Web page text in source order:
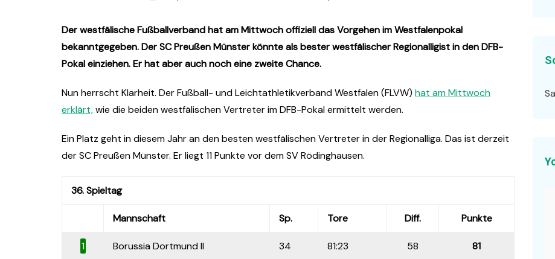
DFB-Strafen
Zuschauerkapazität
Bau der Trainingsplätze
Der westfälische Fußballverband hat am Mittwoch offiziell das Vorgehen im Westfalenpokal
bekanntgegeben. Der SC Preußen Münster könnte als bester westfälischer Regionalligist in den DFB-
Pokal einziehen. Er hat aber auch noch eine zweite Chance.
Nun herrscht Klarheit. Der Fußball- und Leichtathletikverband Westfalen (FLVW) hat am Mittwoch
erklärt,wie die beiden westfälischen Vertreter im DFB-Pokal ermittelt werden.
Ein Platz geht in diesem Jahr an den besten westfälischen Vertreter in der Regionalliga. Das ist derzeit
der SC Preußen Münster. Er liegt 11 Punkte vor dem SV Rödinghausen.
36. Spieltag
Mannschaft Sp. Tore Diff. Punkte
1 Borussia Dortmund II 34 81:23 58 81